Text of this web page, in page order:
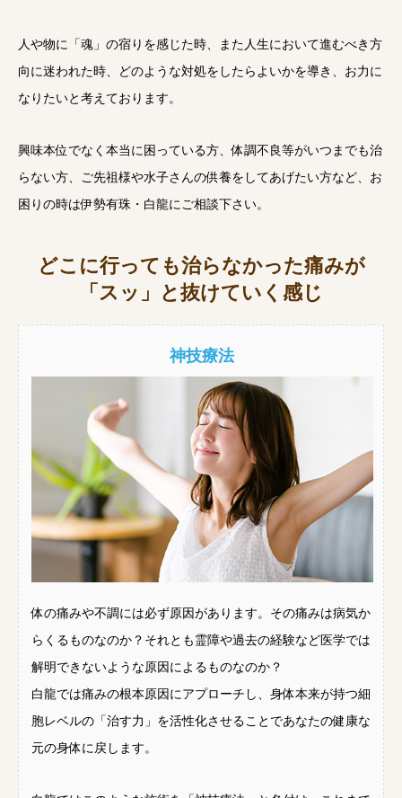
人や物に「魂」の宿りを感じた時、また人生において進むべき方
向に迷われた時、どのような対処をしたらよいかを導き、お力に
なりたいと考えております。
興味本位でなく本当に困っている方、体調不良等がいつまでも治
らない方、ご先祖様や水子さんの供養をしてあげたい方など、お
困りの時は伊勢有珠・白龍にご相談下さい。
どこに行っても治らなかった痛みが
「スッ」と抜けていく感じ
神技療法
体の痛みや不調には必ず原因があります。その痛みは病気か
らくるものなのか？それとも霊障や過去の経験など医学では
解明できないような原因によるものなのか？
白龍では痛みの根本原因にアプローチし、身体本来が持つ細
胞レベルの「治す力」を活性化させることであなたの健康な
元の身体に戻します。